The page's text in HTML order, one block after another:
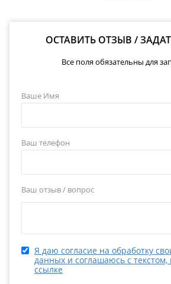
ОСТАВИТЬ ОТЗЫВ /
Все поля обязательны для
Ваше Имя
Ваш телефон
Ваш отзыв / вопрос
Я даю согласие на обработку
данных и соглашаюсь с
ссылке